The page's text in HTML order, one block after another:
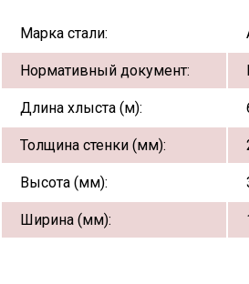
Марка стали:
Нормативный документ:
Длина хлыста (м):
Толщина стенки (мм):
Высота (мм):
Ширина (мм):